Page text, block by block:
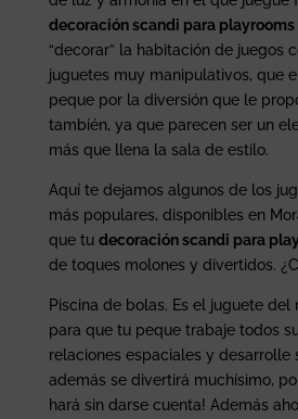
decoración scandi para playrooms
“decorar” la habitación de juegos
juguetes muy manipulativos, que
peque por la diversión que le
también, ya que parecen ser un
más que llena la sala de estilo.
Aquí te dejamos algunos de los
más populares, disponibles en
que tu decoración scandi para
de toques molones y divertidos.
Piscina de bolas. Es el juguete
para que tu peque trabaje todos
relaciones espaciales y desarrolle
además se divertirá muchísimo,
hará sin darse cuenta! Además